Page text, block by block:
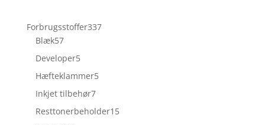
Forbrugsstoffer337337
Blæk5757
varer
Developer55
varer
Hæfteklammer55
Inkjet tilbehør77
varer
Resttonerbeholder1515